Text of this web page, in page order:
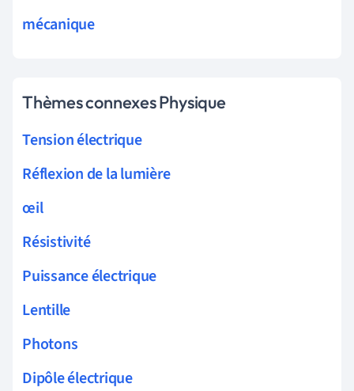
mécanique
Thèmes connexes Physique
Tension électrique
Réflexion de la lumière
œil
Résistivité
Puissance électrique
Lentille
Photons
Dipôle électrique